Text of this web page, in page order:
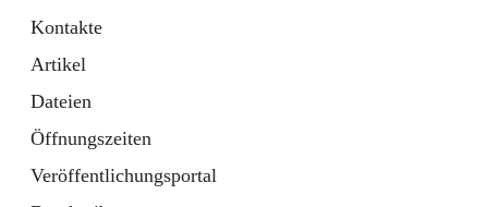
Kontakte
Artikel
Dateien
Öffnungszeiten
Veröffentlichungsportal
Artikel
in
neuem
Tab